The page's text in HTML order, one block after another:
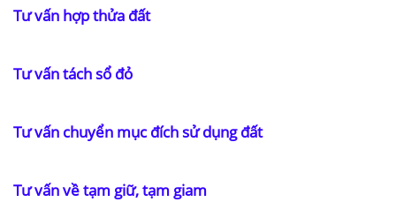
Tư vấn hợp thửa đất
Tư vấn tách sổ đỏ
Tư vấn chuyển mục đích sử dụng đất
Tư vấn về tạm giữ, tạm giam